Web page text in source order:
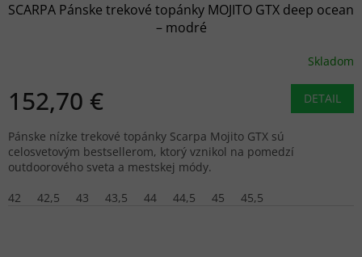
SCARPA Pánske trekové topánky MOJITO GTX deep ocean
– modré
Skladom
152,70 € DETAIL
Pánske nízke trekové topánky Scarpa Mojito GTX sú
celosvetovým bestsellerom, ktorý vznikol na pomedzí
outdoorového sveta a mestskej módy.
42
42,5 43 43,5 44 44,5 45 45,5